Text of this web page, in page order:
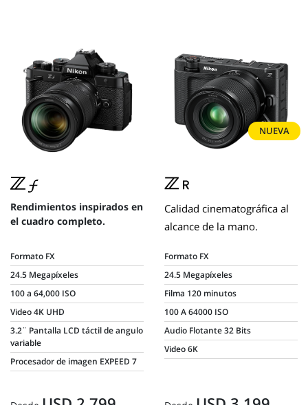
Rendimientos inspirados en
el cuadro completo.
Formato FX
24.5 Megapíxeles
100 a 64,000 ISO
Video 4K UHD
3.2¨ Pantalla LCD táctil de angulo
variable
Procesador de imagen EXPEED 7
NUEVA
Calidad cinematográfica al
alcance de la mano.
Formato FX
24.5 Megapíxeles
Filma 120 minutos
100 A 64000 ISO
Audio Flotante 32 Bits
Video 6K